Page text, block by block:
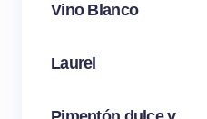
Vino Blanco
Laurel